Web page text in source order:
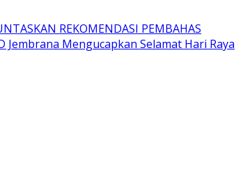
REKOMENDASI PEMBAHAS
Jembrana Mengucapkan Selamat Hari Raya